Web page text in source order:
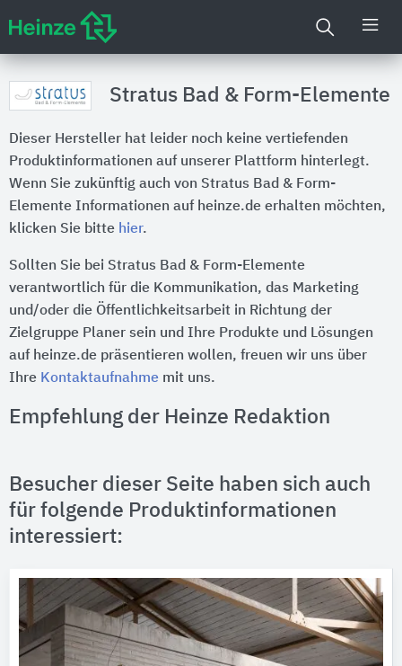
Stratus Bad & Form-Elemente
Dieser Hersteller hat leider noch keine vertiefenden
Produktinformationen auf unserer Plattform hinterlegt.
Wenn Sie zukünftig auch von Stratus Bad & Form-
Elemente Informationen auf heinze.de erhalten möchten,
klicken Sie bitte hier.
Sollten Sie bei Stratus Bad & Form-Elemente
verantwortlich für die Kommunikation, das Marketing
und/oder die Öffentlichkeitsarbeit in Richtung der
Zielgruppe Planer sein und Ihre Produkte und Lösungen
auf heinze.de präsentieren wollen, freuen wir uns über
Ihre Kontaktaufnahme mit uns.
Empfehlung der Heinze Redaktion
Besucher dieser Seite haben sich auch
für folgende Produktinformationen
interessiert: